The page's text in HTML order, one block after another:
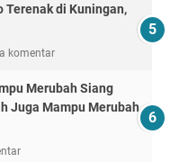
Terenak di Kuningan,
komentar
Merubah Siang
Juga Mampu Merubah